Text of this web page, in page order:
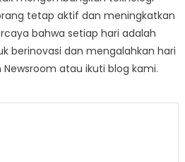
tetap aktif dan meningkatkan
bahwa setiap hari adalah
berinovasi dan mengalahkan hari
atau ikuti blog kami.